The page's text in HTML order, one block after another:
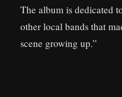
The album is dedicated
other local bands that
scene growing up.”